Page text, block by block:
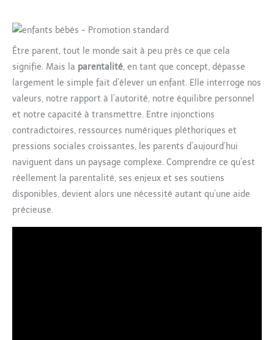
Être parent, tout le monde sait à peu près ce que cela
signifie. Mais la parentalité, en tant que concept, dépasse
largement le simple fait d’élever un enfant. Elle interroge nos
valeurs, notre rapport à l’autorité, notre équilibre personnel
et notre capacité à transmettre. Entre injonctions
contradictoires, ressources numériques pléthoriques et
pressions sociales croissantes, les parents d’aujourd’hui
naviguent dans un paysage complexe. Comprendre ce qu’est
réellement la parentalité, ses enjeux et ses soutiens
disponibles, devient alors une nécessité autant qu’une aide
précieuse.